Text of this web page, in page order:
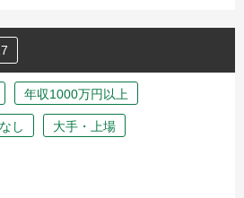
年収1000万円以上
し 大手・上場